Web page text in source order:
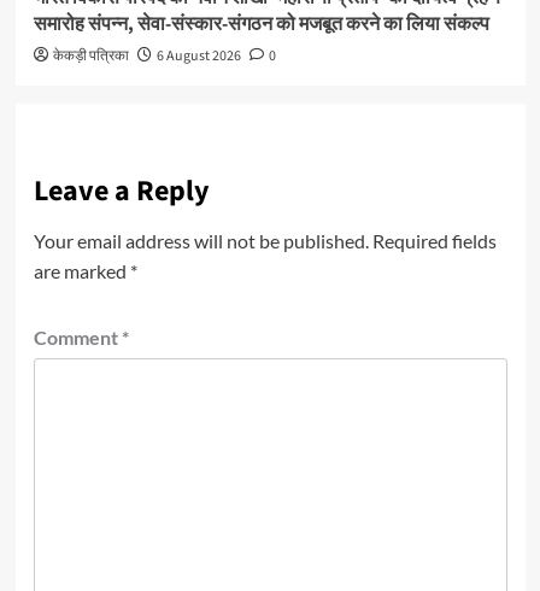
समारोह संपन्न, सेवा-संस्कार-संगठन को मजबूत करने का लिया संकल्प
केकड़ी पत्रिका 6 August 2026 0
Leave a Reply
Your email address will not be published. Required fields
are marked *
Comment *